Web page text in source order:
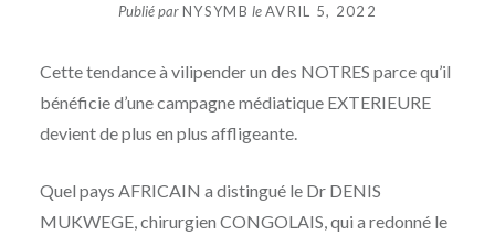
Publié parNYSYMB leAVRIL 5, 2022
Cette tendance à vilipender un des NOTRES parce qu’il
bénéficie d’une campagne médiatique EXTERIEURE
devient de plus en plus affligeante.
Quel pays AFRICAIN a distingué le Dr DENIS
MUKWEGE, chirurgien CONGOLAIS, qui a redonné le